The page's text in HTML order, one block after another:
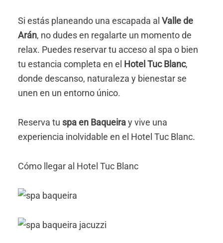
Si estás planeando una escapada al Valle de
Arán, no dudes en regalarte un momento de
relax. Puedes reservar tu acceso al spa o bien
tu estancia completa en el Hotel Tuc Blanc,
donde descanso, naturaleza y bienestar se
unen en un entorno único.
Reserva tu spa en Baqueiray vive una
experiencia inolvidable en el Hotel Tuc Blanc.
Cómo llegar al Hotel Tuc Blanc